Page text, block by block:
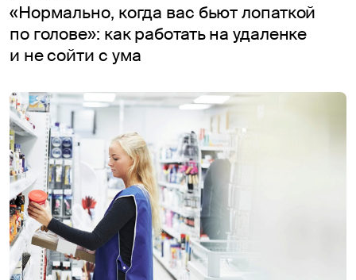
«Нормально, когда вас бьют лопаткой
по голове»: как работать на удаленке
и не сойти с ума